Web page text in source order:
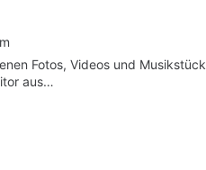
Fotos, Videos und
aus…